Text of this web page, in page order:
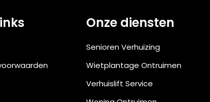
Onze diensten
Senioren Verhuizing
Wietplantage Ontruimen
Verhuislift Service